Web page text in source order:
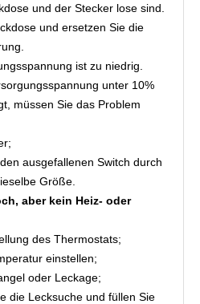
und der Stecker lose sind.
und ersetzen Sie die
ist zu niedrig.
unter 10%
müssen Sie das Problem
ausgefallenen Switch durch
Größe.
aber kein Heiz- oder
des Thermostats;
einstellen;
oder Leckage;
die Lecksuche und füllen Sie